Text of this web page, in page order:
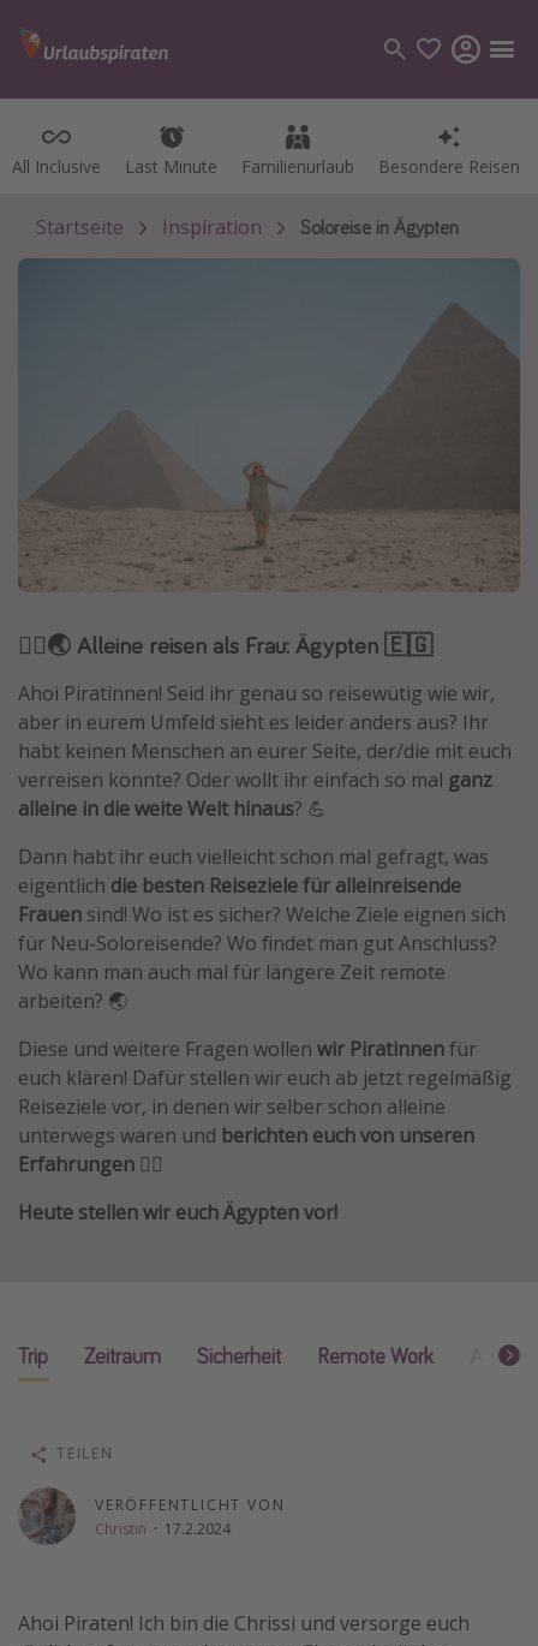
All Inclusive Last Minute Familienurlaub Besondere Reisen
All Inclusive Last Minute Familienurlaub Besondere Reisen
Kategorien
Flüge
Hotel
Alle Reiseziele
Bodensee Urlaub
Gozo Urlaub
Normandie Urlaub
St. Lucia Urlaub
Kefalonia Urlaub
Krabi Urlaub
Tulum Urlaub
Sri Lanka Rundreise
Reisethemen
Alle Reisethemen
Wellnessurlaub
Roadtrips
Wochenendtrip
Singlereisen
Strandurlaub
Gruppenreisen
Reise Journal
Familienurlaub in der Türkei
Rundreisen in Thailand
Startseite Inspiration Soloreise in Ägypten
🧍‍♀️🌏 Alleine reisen als Frau: Ägypten 🇪🇬
Ahoi Piratinnen! Seid ihr genau so reisewütig wie wir,
aber in eurem Umfeld sieht es leider anders aus? Ihr
habt keinen Menschen an eurer Seite, der/die mit euch
verreisen könnte? Oder wollt ihr einfach so mal ganz
alleine in die weite Welt hinaus? 💪
Dann habt ihr euch vielleicht schon mal gefragt, was
eigentlich die besten Reiseziele für alleinreisende
Frauen sind! Wo ist es sicher? Welche Ziele eignen sich
für Neu-Soloreisende? Wo findet man gut Anschluss?
Wo kann man auch mal für längere Zeit remote
arbeiten? 🌏
Diese und weitere Fragen wollen wir Piratinnenfür
euch klären! Dafür stellen wir euch ab jetzt regelmäßig
Reiseziele vor, in denen wir selber schon alleine
unterwegs waren und berichten euch von unseren
Erfahrungen 🧘‍♀️
Heute stellen wir euch Ägypten vor!
Trip Zeitraum Sicherheit Remote Work
VERÖFFENTLICHT VON
Christin · 17.2.2024
TEILEN
Ahoi Piraten! Ich bin die Chrissi und versorge euch